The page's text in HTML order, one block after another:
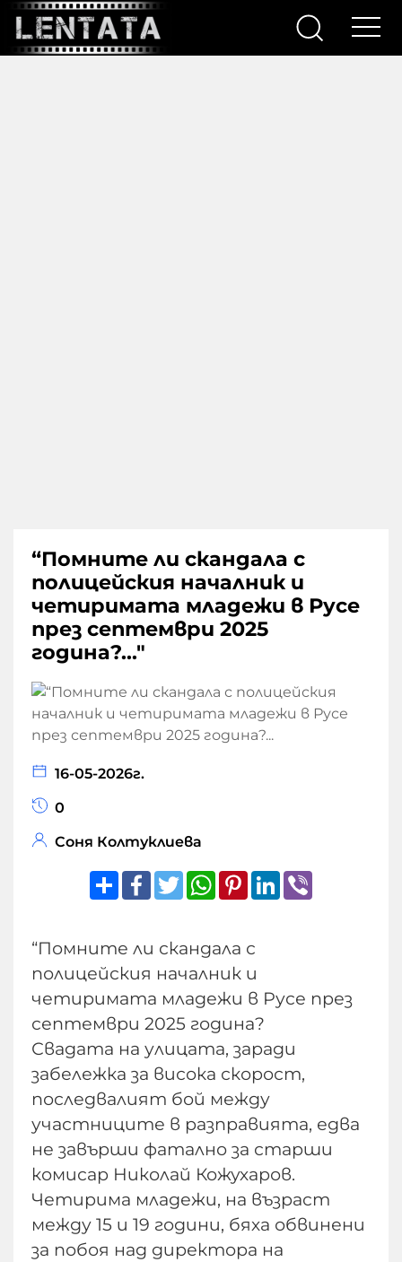
“Помните ли скандала с
полицейския началник и
четиримата младежи в Русе
през септември 2025
година?..."
16-05-2026г.
0
Соня Колтуклиева
ShareFacebook
TwitterWhatsApp
Pinterest
LinkedIn
“Помните ли скандала с
полицейския началник и
четиримата младежи в Русе през
септември 2025 година?
Свадата на улицата, заради
забележка за висока скорост,
последвалият бой между
участниците в разправията, едва
не завърши фатално за старши
комисар Николай Кожухаров.
Четирима младежи, на възраст
между 15 и 19 години, бяха обвинени
за побоя над директора на